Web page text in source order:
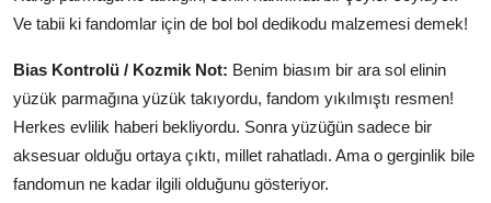
Ve tabii ki fandomlar için de bol bol dedikodu malzemesi demek!
Bias Kontrolü / Kozmik Not: Benim biasım bir ara sol elinin
yüzük parmağına yüzük takıyordu, fandom yıkılmıştı resmen!
Herkes evlilik haberi bekliyordu. Sonra yüzüğün sadece bir
aksesuar olduğu ortaya çıktı, millet rahatladı. Ama o gerginlik bile
fandomun ne kadar ilgili olduğunu gösteriyor.